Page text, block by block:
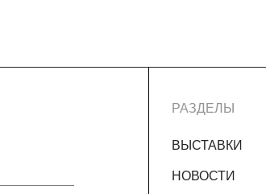
РАЗДЕЛЫ
ВЫСТАВКИ
НОВОСТИ